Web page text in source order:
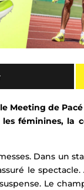
de
les féminines, la
Dans un
le
Le